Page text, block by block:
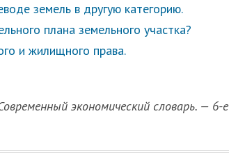
земель в другую категорию.
плана земельного участка?
и жилищного права.
экономический словарь. — 6-е